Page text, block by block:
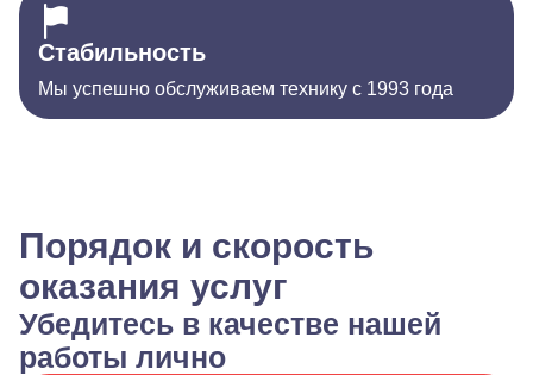
Стабильность
Мы успешно обслуживаем технику с 1993 года
Порядок и скорость
оказания услуг
Убедитесь в качестве нашей
работы лично